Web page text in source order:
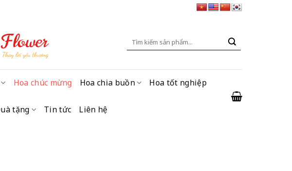
Tìm
Hoa chúc mừng Hoa chia buồn Hoa tốt nghiệp
tặng Tin tức Liên hệ